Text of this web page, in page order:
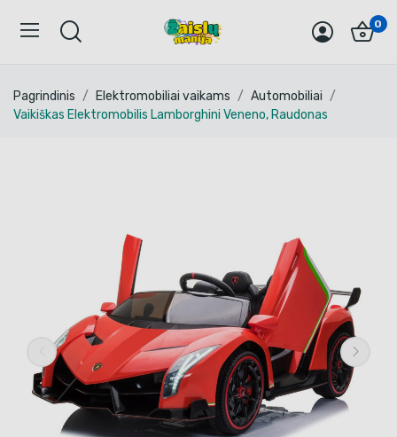
0
Pagrindinis Elektromobiliai vaikams
Automobiliai
Vaikiškas Elektromobilis Lamborghini Veneno, Raudonas